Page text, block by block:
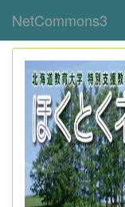
NetCommons3